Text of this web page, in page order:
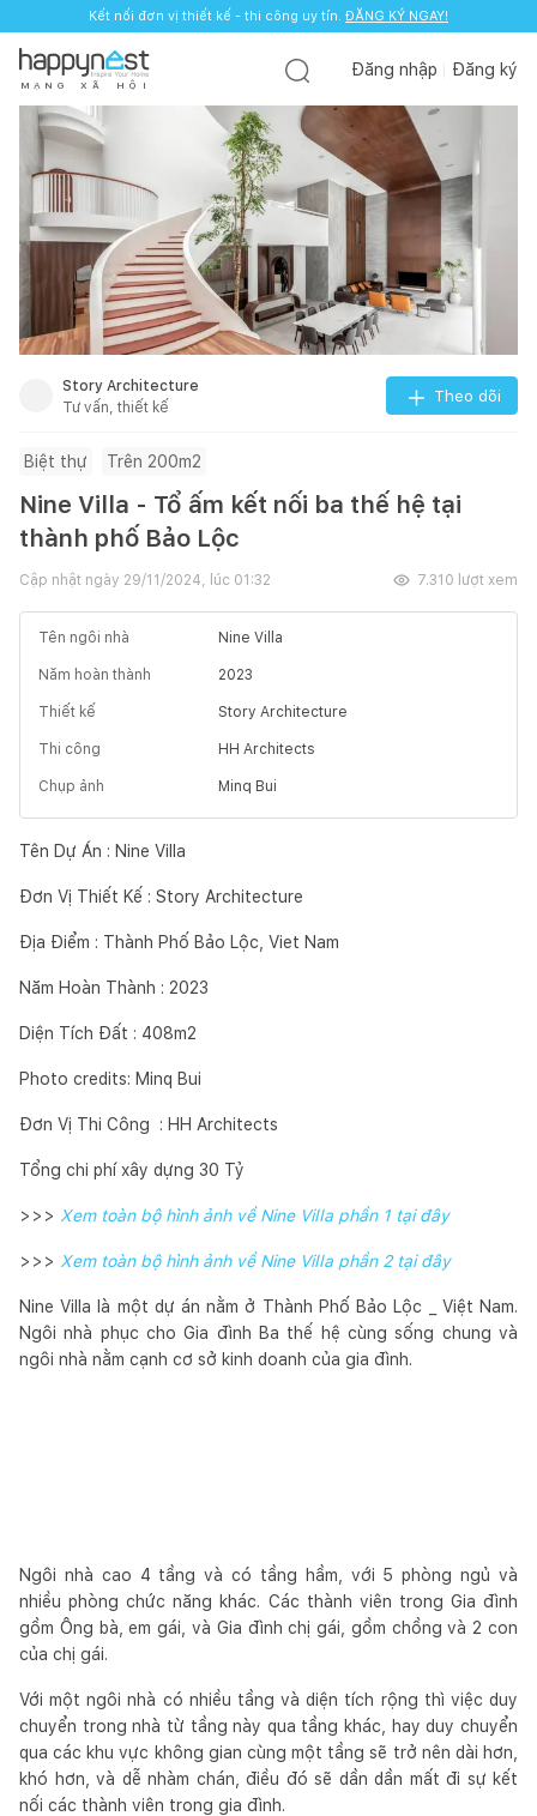
Kết nối đơn vị thiết kế - thi công uy tín. ĐĂNG KÝ NGAY!
M Ạ N G X Ã H Ộ I
Đăng nhập Đăng ký
Story Architecture
Tư vấn, thiết kế
Theo dõi
Biệt thự Trên 200m2
Nine Villa - Tổ ấm kết nối ba thế hệ tại
thành phố Bảo Lộc
Cập nhật ngày 29/11/2024, lúc 01:32 7.310 lượt xem
Tên ngôi nhà Nine Villa
Năm hoàn thành 2023
Thiết kế Story Architecture
Thi công HH Architects
Chụp ảnh Minq Bui
Tên Dự Án : Nine Villa
Đơn Vị Thiết Kế : Story Architecture
Địa Điểm : Thành Phố Bảo Lộc, Viet Nam
Năm Hoàn Thành : 2023
Diện Tích Đất : 408m2
Photo credits: Minq Bui
Đơn Vị Thi Công : HH Architects
Tổng chi phí xây dựng 30 Tỷ
>>> Xem toàn bộ hình ảnh về Nine Villa phần 1 tại đây
>>> Xem toàn bộ hình ảnh về Nine Villa phần 2 tại đây
Nine Villa là một dự án nằm ở Thành Phố Bảo Lộc _ Việt Nam.
Ngôi nhà phục cho Gia đình Ba thế hệ cùng sống chung và
ngôi nhà nằm cạnh cơ sở kinh doanh của gia đình.
Ngôi nhà cao 4 tầng và có tầng hầm, với 5 phòng ngủ và
nhiều phòng chức năng khác. Các thành viên trong Gia đình
gồm Ông bà, em gái, và Gia đình chị gái, gồm chồng và 2 con
của chị gái.
Với một ngôi nhà có nhiều tầng và diện tích rộng thì việc duy
chuyển trong nhà từ tầng này qua tầng khác, hay duy chuyển
qua các khu vực không gian cùng một tầng sẽ trở nên dài hơn,
khó hơn, và dễ nhàm chán, điều đó sẽ dần dần mất đi sự kết
nối các thành viên trong gia đình.